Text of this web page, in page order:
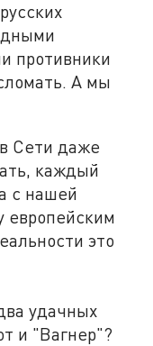
противники
А мы
Сети даже
каждый
с нашей
европейским
это
удачных
и "Вагнер"?